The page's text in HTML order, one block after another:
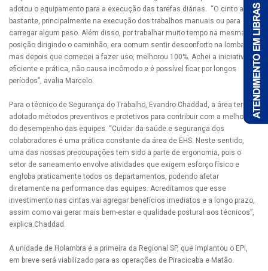
adotou o equipamento para a execução das tarefas diárias. “O cinto ajuda
bastante, principalmente na execução dos trabalhos manuais ou para
carregar algum peso. Além disso, por trabalhar muito tempo na mesma
posição dirigindo o caminhão, era comum sentir desconforto na lombar,
mas depois que comecei a fazer uso, melhorou 100%. Achei a iniciativa
eficiente e prática, não causa incômodo e é possível ficar por longos
períodos”, avalia Marcelo.
Para o técnico de Segurança do Trabalho, Evandro Chaddad, a área tem
adotado métodos preventivos e protetivos para contribuir com a melhoria
do desempenho das equipes. “Cuidar da saúde e segurança dos
colaboradores é uma prática constante da área de EHS. Neste sentido,
uma das nossas preocupações tem sido a parte de ergonomia, pois o
setor de saneamento envolve atividades que exigem esforço físico e
engloba praticamente todos os departamentos, podendo afetar
diretamente na performance das equipes. Acreditamos que esse
investimento nas cintas vai agregar benefícios imediatos e a longo prazo,
assim como vai gerar mais bem-estar e qualidade postural aos técnicos”,
explica Chaddad.
A unidade de Holambra é a primeira da Regional SP, que implantou o EPI,
em breve será viabilizado para as operações de Piracicaba e Matão.